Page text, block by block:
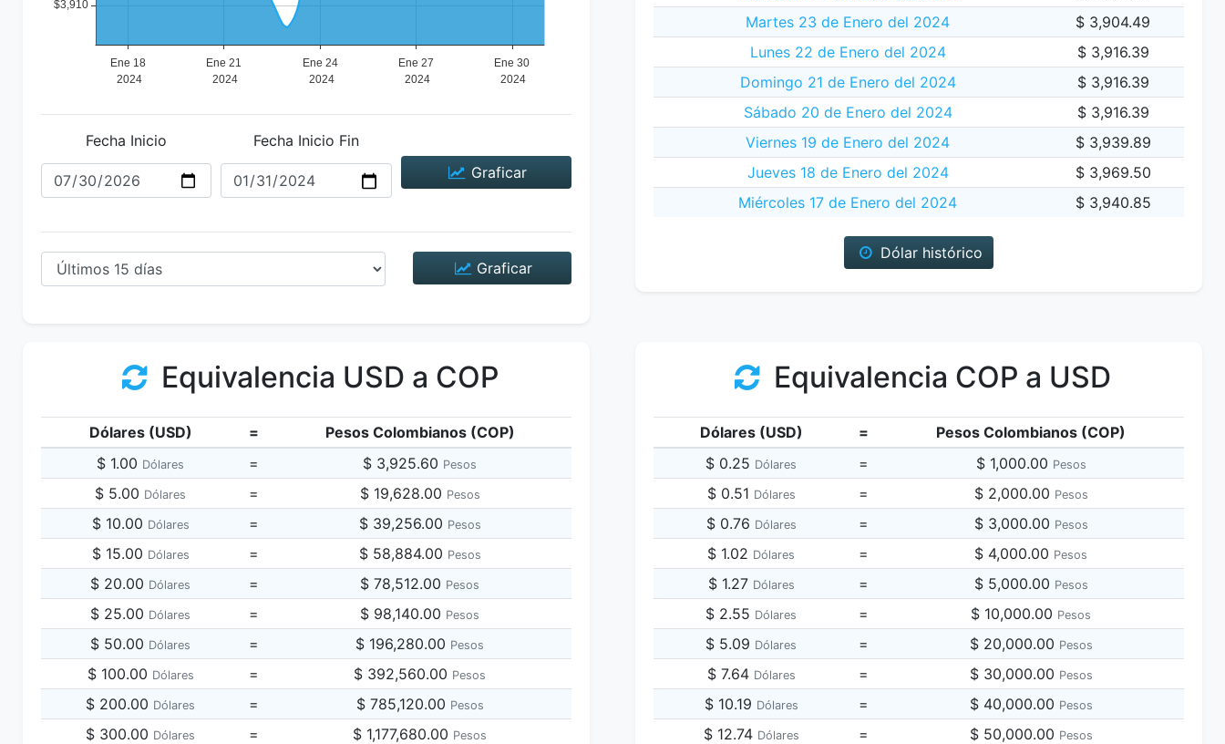
Fecha Inicio
Fecha Inicio Fin
Graficar
Graficar
Martes 23 de Enero del 2024
$ 3,904.49
Lunes 22 de Enero del 2024
$ 3,916.39
Domingo 21 de Enero del 2024
$ 3,916.39
Sábado 20 de Enero del 2024
$ 3,916.39
Viernes 19 de Enero del 2024
$ 3,939.89
Jueves 18 de Enero del 2024
$ 3,969.50
Miércoles 17 de Enero del 2024
$ 3,940.85
Dólar histórico
Equivalencia USD a COP
Dólares (USD) =
Pesos Colombianos (COP)
$ 1.00 Dólares = $ 3,925.60 Pesos
$ 5.00 Dólares = $ 19,628.00 Pesos
$ 10.00 Dólares = $ 39,256.00 Pesos
$ 15.00 Dólares = $ 58,884.00 Pesos
$ 20.00 Dólares = $ 78,512.00 Pesos
$ 25.00 Dólares = $ 98,140.00 Pesos
$ 50.00 Dólares = $ 196,280.00 Pesos
$ 100.00 Dólares = $ 392,560.00 Pesos
$ 200.00 Dólares = $ 785,120.00 Pesos
$ 300.00 Dólares = $ 1,177,680.00 Pesos
Equivalencia COP a USD
Dólares (USD) =
Pesos Colombianos (COP)
$ 0.25 Dólares = $ 1,000.00 Pesos
$ 0.51 Dólares = $ 2,000.00 Pesos
$ 0.76 Dólares = $ 3,000.00 Pesos
$ 1.02 Dólares = $ 4,000.00 Pesos
$ 1.27 Dólares = $ 5,000.00 Pesos
$ 2.55 Dólares = $ 10,000.00 Pesos
$ 5.09 Dólares = $ 20,000.00 Pesos
$ 7.64 Dólares = $ 30,000.00 Pesos
$ 10.19 Dólares = $ 40,000.00 Pesos
$ 12.74 Dólares = $ 50,000.00 Pesos